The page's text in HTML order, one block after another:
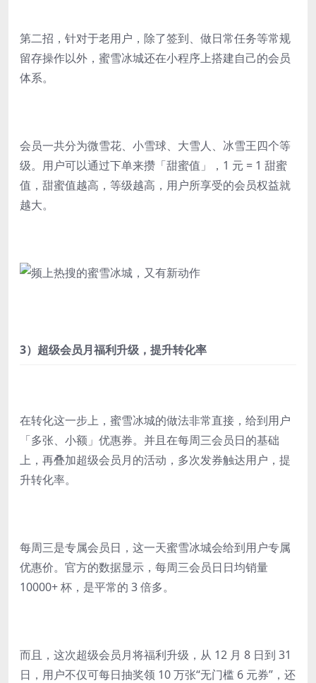
第二招，针对于老用户，除了签到、做日常任务等常规
留存操作以外，蜜雪冰城还在小程序上搭建自己的会员
体系。
会员一共分为微雪花、小雪球、大雪人、冰雪王四个等
级。用户可以通过下单来攒「甜蜜值」，1 元 = 1 甜蜜
值，甜蜜值越高，等级越高，用户所享受的会员权益就
越大。
3）超级会员月福利升级，提升转化率
在转化这一步上，蜜雪冰城的做法非常直接，给到用户
「多张、小额」优惠券。并且在每周三会员日的基础
上，再叠加超级会员月的活动，多次发券触达用户，提
升转化率。
每周三是专属会员日，这一天蜜雪冰城会给到用户专属
优惠价。官方的数据显示，每周三会员日日均销量
10000+ 杯，是平常的 3 倍多。
而且，这次超级会员月将福利升级，从 12 月 8 日到 31
日，用户不仅可每日抽奖领 10 万张“无门槛 6 元券”，还